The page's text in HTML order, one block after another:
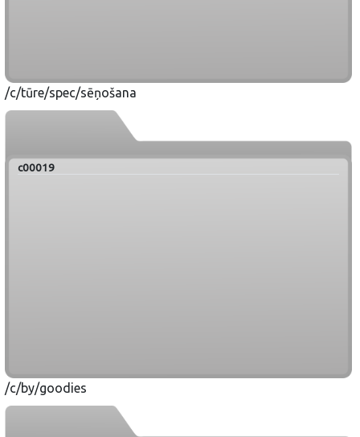
/c/tūre/spec/sēņošana
c00019
/c/by/goodies